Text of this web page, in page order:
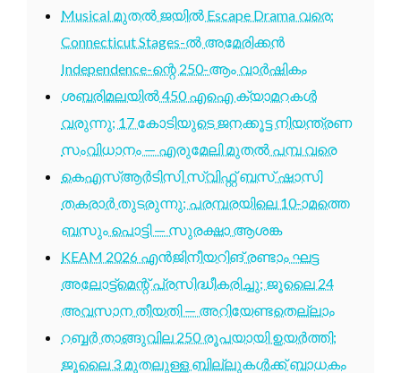
Musical മുതൽ ജയിൽ Escape Drama വരെ:
Connecticut Stages-ൽ അമേരിക്കൻ
Independence-ന്റെ 250-ആം വാർഷികം
ശബരിമലയിൽ 450 എഐ ക്യാമറകൾ
വരുന്നു; 17 കോടിയുടെ ജനക്കൂട്ട നിയന്ത്രണ
സംവിധാനം — എരുമേലി മുതൽ പമ്പ വരെ
കെഎസ്ആർടിസി സ്വിഫ്റ്റ് ബസ് ഷാസി
തകരാർ തുടരുന്നു; പരമ്പരയിലെ 10-ാമത്തെ
ബസും പൊട്ടി — സുരക്ഷാ ആശങ്ക
KEAM 2026 എൻജിനീയറിങ് രണ്ടാം ഘട്ട
അലോട്ട്മെന്റ് പ്രസിദ്ധീകരിച്ചു; ജൂലൈ 24
അവസാന തീയതി — അറിയേണ്ടതെല്ലാം
റബ്ബർ താങ്ങുവില 250 രൂപയായി ഉയർത്തി;
ജൂലൈ 3 മുതലുള്ള ബില്ലുകൾക്ക് ബാധകം